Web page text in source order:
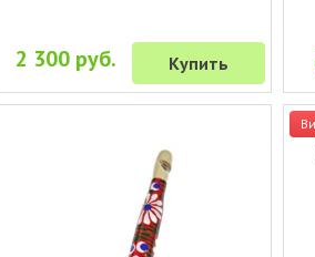
2 300 руб. Купить